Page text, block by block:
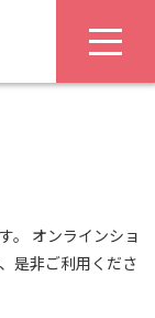
。 オンラインショ
是非ご利用くださ